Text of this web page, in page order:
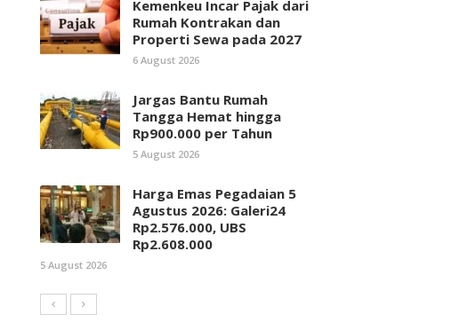
Kemenkeu Incar Pajak dari
Rumah Kontrakan dan
Properti Sewa pada 2027
6 August 2026
Jargas Bantu Rumah
Tangga Hemat hingga
Rp900.000 per Tahun
5 August 2026
Harga Emas Pegadaian 5
Agustus 2026: Galeri24
Rp2.576.000, UBS
Rp2.608.000
5 August 2026